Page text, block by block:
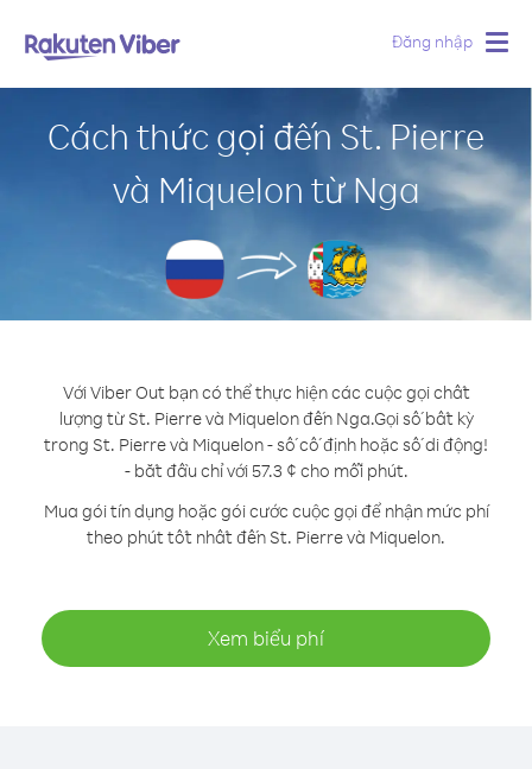
Đăng nhập
Cách thức gọi đến St. Pierre
và Miquelon từ Nga
Với Viber Out bạn có thể thực hiện các cuộc gọi chất
lượng từ St. Pierre và Miquelon đến Nga.Gọi số bất kỳ
trong St. Pierre và Miquelon - số cố định hoặc số di động!
- bắt đầu chỉ với 57.3 ¢ cho mỗi phút.
Mua gói tín dụng hoặc gói cước cuộc gọi để nhận mức phí
theo phút tốt nhất đến St. Pierre và Miquelon.
Xem biểu phí